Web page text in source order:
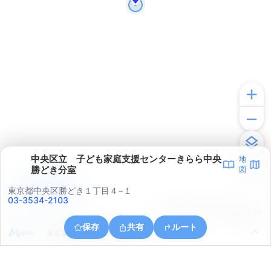
中央区立 子ども家庭支援センターきらら中央
勝どき分室
地
図
東京都中央区勝どき１丁目４−１
03-3534-2103
保存 共有 ルート
東京都中央区晴海５丁目
アプリで見る